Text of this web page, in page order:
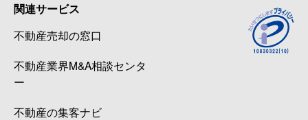
関連サービス
不動産売却の窓口
不動産業界M&A相談センタ
ー
不動産の集客ナビ